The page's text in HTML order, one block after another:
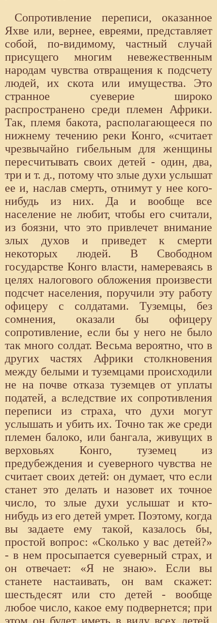
Сопротивление переписи, оказанное
Яхве или, вернее, евреями, представляет
собой, по-видимому, частный случай
присущего многим невежественным
народам чувства отвращения к подсчету
людей, их скота или имущества. Это
странное суеверие широко
распространено среди племен Африки.
Так, племя бакота, располагающееся по
нижнему течению реки Конго, «считает
чрезвычайно гибельным для женщины
пересчитывать своих детей - один, два,
три и т. д., потому что злые духи услышат
ее и, наслав смерть, отнимут у нее кого-
нибудь из них. Да и вообще все
население не любит, чтобы его считали,
из боязни, что это привлечет внимание
злых духов и приведет к смерти
некоторых людей. В Свободном
государстве Конго власти, намереваясь в
целях налогового обложения произвести
подсчет населения, поручили эту работу
офицеру с солдатами. Туземцы, без
сомнения, оказали бы офицеру
сопротивление, если бы у него не было
так много солдат. Весьма вероятно, что в
других частях Африки столкновения
между белыми и туземцами происходили
не на почве отказа туземцев от уплаты
податей, а вследствие их сопротивления
переписи из страха, что духи могут
услышать и убить их. Точно так же среди
племен балоко, или бангала, живущих в
верховьях Конго, туземец из
предубеждения и суеверного чувства не
считает своих детей: он думает, что если
станет это делать и назовет их точное
число, то злые духи услышат и кто-
нибудь из его детей умрет. Поэтому, когда
вы задаете ему такой, казалось бы,
простой вопрос: «Сколько у вас детей?»
- в нем просыпается суеверный страх, и
он отвечает: «Я не знаю». Если вы
станете настаивать, он вам скажет:
шестьдесят или сто детей - вообще
любое число, какое ему подвернется; при